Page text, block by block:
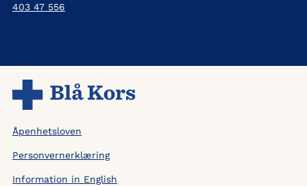
403 47 556
Åpenhetsloven
Personvernerklæring
Information in English